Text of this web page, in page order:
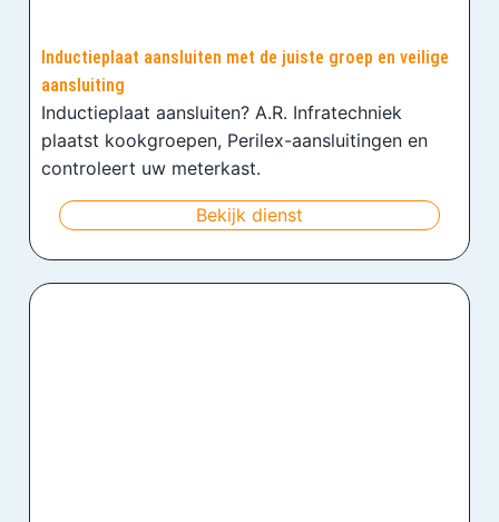
Inductieplaat aansluiten met de juiste groep en veilige
aansluiting
Inductieplaat aansluiten? A.R. Infratechniek
plaatst kookgroepen, Perilex-aansluitingen en
controleert uw meterkast.
Bekijk dienst